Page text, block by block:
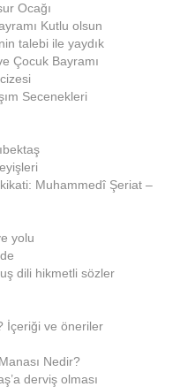
Ocağı
Kutlu olsun
talebi ile yaydık
Çocuk Bayramı
Secenekleri
Muhammedî Şeriat –
yolu
dili hikmetli sözler
İçeriği ve öneriler
Nedir?
derviş olması